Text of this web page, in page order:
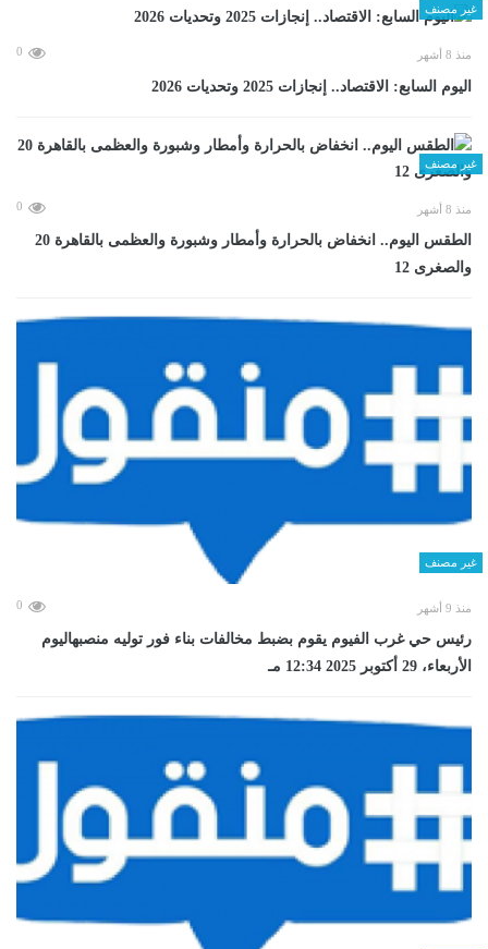
غير مصنف
منذ 8 أشهر 0
اليوم السابع: الاقتصاد.. إنجازات 2025 وتحديات 2026
غير مصنف
منذ 8 أشهر 0
الطقس اليوم.. انخفاض بالحرارة وأمطار وشبورة والعظمى بالقاهرة 20
والصغرى 12
غير مصنف
منذ 9 أشهر 0
رئيس حي غرب الفيوم يقوم بضبط مخالفات بناء فور توليه منصبهاليوم
الأربعاء، 29 أكتوبر 2025 12:34 مـ